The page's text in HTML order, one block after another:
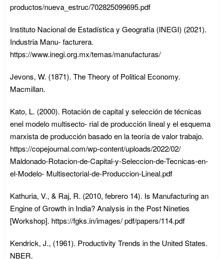
productos/nueva_estruc/702825099695.pdf
Instituto Nacional de Estadística y Geografía (INEGI) (2021).
Industria Manu- facturera.
https://www.inegi.org.mx/temas/manufacturas/
Jevons, W. (1871). The Theory of Political Economy.
Macmillan.
Kato, L. (2000). Rotación de capital y selección de técnicas
enel modelo multisecto- rial de producción lineal y el esquema
marxista de producción basado en la teoría de valor trabajo.
https://copejournal.com/wp-content/uploads/2022/02/
Maldonado-Rotacion-de-Capital-y-Seleccion-de-Tecnicas-en-
el-Modelo- Multisectorial-de-Produccion-Lineal.pdf
Kathuria, V., & Raj, R. (2010, febrero 14). Is Manufacturing an
Engine of Growth in India? Analysis in the Post Nineties
[Workshop]. https://fgks.in/images/ pdf/papers/114.pdf
Kendrick, J., (1961). Productivity Trends in the United States.
NBER.